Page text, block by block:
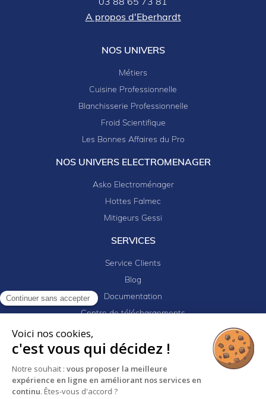
Continuer sans accepter
Voici nos cookies,
c'est vous qui décidez !
Notre souhait : vous proposer la meilleure
expérience en ligne en améliorant nos services en
continu. Êtes-vous d'accord ?
03 88 65 73 81
A propos d'Eberhardt
NOS UNIVERS
Métiers
Cuisine Professionnelle
Blanchisserie Professionnelle
Froid Scientifique
Les Bonnes Affaires du Pro
NOS UNIVERS ELECTROMENAGER
Asko Electroménager
Hottes Falmec
Mitigeurs Gessi
SERVICES
Service Clients
Blog
Documentation
Centre de téléchargements
Newsletter